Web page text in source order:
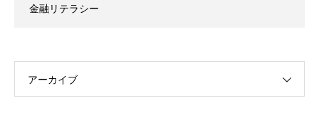
金融リテラシー
アーカイブ